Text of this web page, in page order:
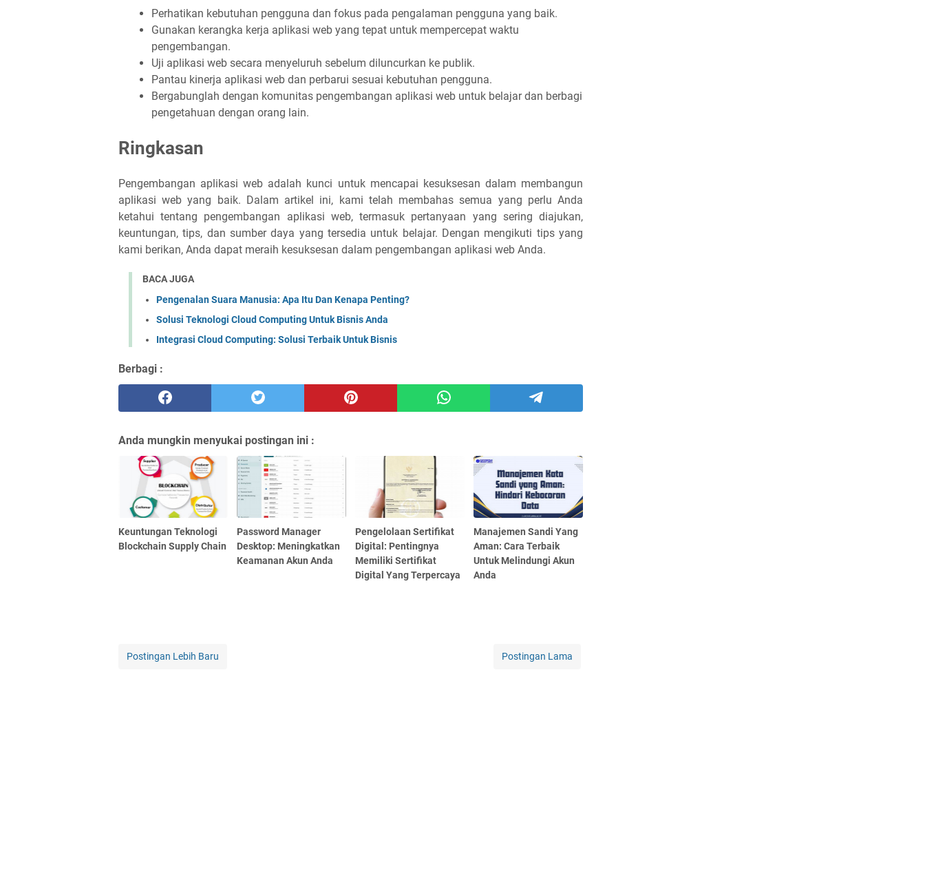
Perhatikan kebutuhan pengguna dan fokus pada pengalaman pengguna yang baik.
Gunakan kerangka kerja aplikasi web yang tepat untuk mempercepat waktu
pengembangan.
Uji aplikasi web secara menyeluruh sebelum diluncurkan ke publik.
Pantau kinerja aplikasi web dan perbarui sesuai kebutuhan pengguna.
Bergabunglah dengan komunitas pengembangan aplikasi web untuk belajar dan berbagi
pengetahuan dengan orang lain.
Ringkasan
Pengembangan aplikasi web adalah kunci untuk mencapai kesuksesan dalam membangun
aplikasi web yang baik. Dalam artikel ini, kami telah membahas semua yang perlu Anda
ketahui tentang pengembangan aplikasi web, termasuk pertanyaan yang sering diajukan,
keuntungan, tips, dan sumber daya yang tersedia untuk belajar. Dengan mengikuti tips yang
kami berikan, Anda dapat meraih kesuksesan dalam pengembangan aplikasi web Anda.
BACA JUGA
Pengenalan Suara Manusia: Apa Itu Dan Kenapa Penting?
Solusi Teknologi Cloud Computing Untuk Bisnis Anda
Integrasi Cloud Computing: Solusi Terbaik Untuk Bisnis
Berbagi :
Anda mungkin menyukai postingan ini :
Keuntungan Teknologi
Blockchain Supply Chain
Password Manager
Desktop: Meningkatkan
Keamanan Akun Anda
Pengelolaan Sertifikat
Digital: Pentingnya
Memiliki Sertifikat
Digital Yang Terpercaya
Manajemen Sandi Yang
Aman: Cara Terbaik
Untuk Melindungi Akun
Anda
Postingan Lebih Baru Postingan Lama